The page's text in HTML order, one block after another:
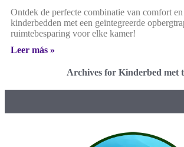
Ontdek de perfecte combinatie van comfort
kinderbedden met een geïntegreerde
ruimtebesparing voor elke kamer!
Leer más »
Archives for Kinderbed met